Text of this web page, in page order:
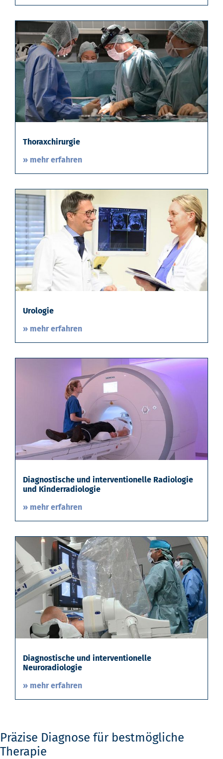
Thoraxchirurgie
» mehr erfahren
Urologie
» mehr erfahren
Diagnostische und interventionelle Radiologie
und Kinderradiologie
» mehr erfahren
Diagnostische und interventionelle
Neuroradiologie
» mehr erfahren
Präzise Diagnose für bestmögliche
Therapie